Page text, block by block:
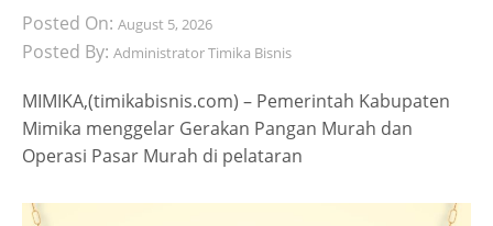
Posted On: August 5, 2026
Posted By: Administrator Timika Bisnis
MIMIKA,(timikabisnis.com) – Pemerintah Kabupaten
Mimika menggelar Gerakan Pangan Murah dan
Operasi Pasar Murah di pelataran